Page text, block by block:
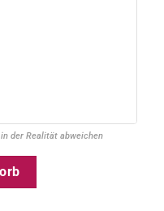
der Realität abweichen
Gravur Menge